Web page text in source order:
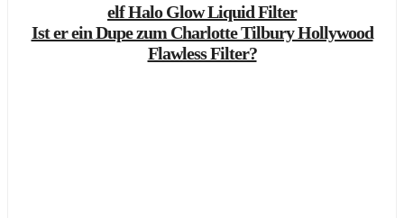
elf Halo Glow Liquid Filter
Ist er ein Dupe zum Charlotte Tilbury Hollywood
Flawless Filter?